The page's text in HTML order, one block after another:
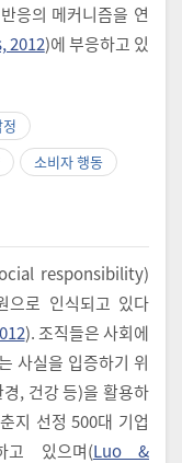
응의 메커니즘을 연
2012)에 부응하고 있
소비자 행동
responsibility)
으로 인식되고 있다
). 조직들은 사회에
사실을 입증하기 위
, 건강 등)을 활용하
지 선정 500대 기업
고 있으며(Luo &